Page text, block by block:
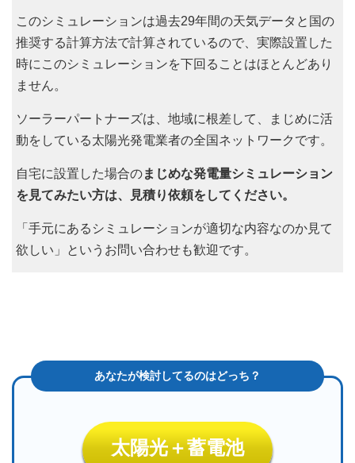
このシミュレーションは過去29年間の天気データと国の
推奨する計算方法で計算されているので、実際設置した
時にこのシミュレーションを下回ることはほとんどあり
ません。
ソーラーパートナーズは、地域に根差して、まじめに活
動をしている太陽光発電業者の全国ネットワークです。
自宅に設置した場合のまじめな発電量シミュレーション
を見てみたい方は、見積り依頼をしてください。
「手元にあるシミュレーションが適切な内容なのか見て
欲しい」というお問い合わせも歓迎です。
太陽光＋蓄電池